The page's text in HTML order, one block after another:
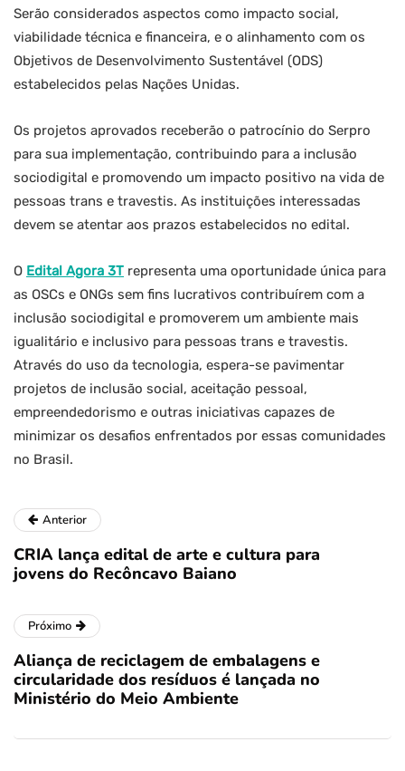
Serão considerados aspectos como impacto social,
viabilidade técnica e financeira, e o alinhamento com os
Objetivos de Desenvolvimento Sustentável (ODS)
estabelecidos pelas Nações Unidas.
Os projetos aprovados receberão o patrocínio do Serpro
para sua implementação, contribuindo para a inclusão
sociodigital e promovendo um impacto positivo na vida de
pessoas trans e travestis. As instituições interessadas
devem se atentar aos prazos estabelecidos no edital.
O Edital Agora 3T representa uma oportunidade única para
as OSCs e ONGs sem fins lucrativos contribuírem com a
inclusão sociodigital e promoverem um ambiente mais
igualitário e inclusivo para pessoas trans e travestis.
Através do uso da tecnologia, espera-se pavimentar
projetos de inclusão social, aceitação pessoal,
empreendedorismo e outras iniciativas capazes de
minimizar os desafios enfrentados por essas comunidades
no Brasil.
Anterior
CRIA lança edital de arte e cultura para
jovens do Recôncavo Baiano
Próximo
Aliança de reciclagem de embalagens e
circularidade dos resíduos é lançada no
Ministério do Meio Ambiente